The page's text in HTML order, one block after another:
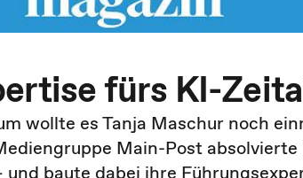
fürs KI-
wollte es Tanja Maschur noch
Main-Post absolvierte